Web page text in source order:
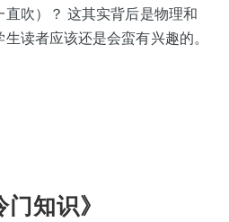
吹）？ 这其实背后是物理和
读者应该还是会蛮有兴趣的。
知识》